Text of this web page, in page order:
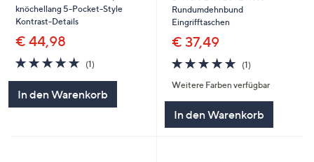
knöchellang 5-Pocket-Style
Kontrast-Details
€ 44,98
5.0
von
(1)
In den Warenkorb
Rundumdehnbund
Eingrifftaschen
€ 37,49
5.0
von
5
(1)
Weitere Farben verfügbar
In den Warenkorb